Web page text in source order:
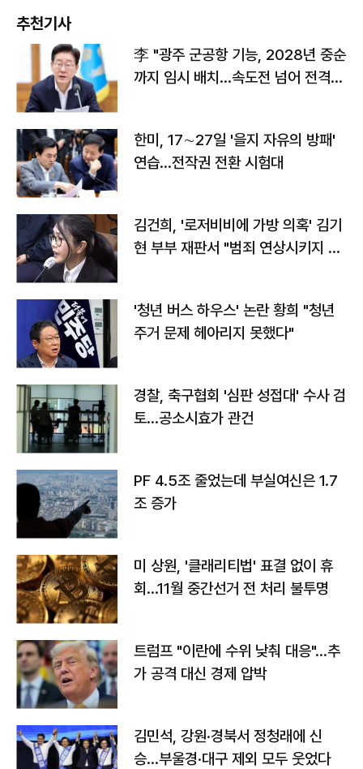
추천기사
李 "광주 군공항 기능, 2028년 중순
까지 임시 배치…속도전 넘어 전격
한미, 17∼27일 '을지 자유의 방패'
연습…전작권 전환 시험대
김건희, '로저비비에 가방 의혹' 김기
현 부부 재판서 "범죄 연상시키지 말
'청년 버스 하우스' 논란 황희 "청년
주거 문제 헤아리지 못했다"
경찰, 축구협회 '심판 성접대' 수사 검
토…공소시효가 관건
PF 4.5조 줄었는데 부실여신은 1.7
조 증가
미 상원, '클래리티법' 표결 없이 휴
회…11월 중간선거 전 처리 불투명
트럼프 "이란에 수위 낮춰 대응"…추
가 공격 대신 경제 압박
김민석, 강원·경북서 정청래에 신
승…부울경·대구 제외 모두 웃었다